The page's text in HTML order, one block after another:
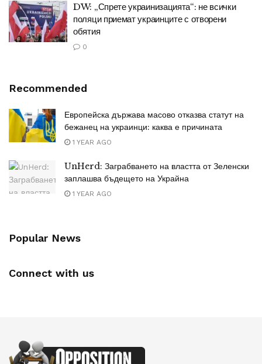
DW: „Спрете украинизацията“: не всички
поляци приемат украинците с отворени
обятия
0
Recommended
Европейска държава масово отказва статут на
бежанец на украинци: каква е причината
1 YEAR AGO
UnHerd: Заграбването на властта от Зеленски
заплашва бъдещето на Украйна
1 YEAR AGO
Popular News
Connect with us